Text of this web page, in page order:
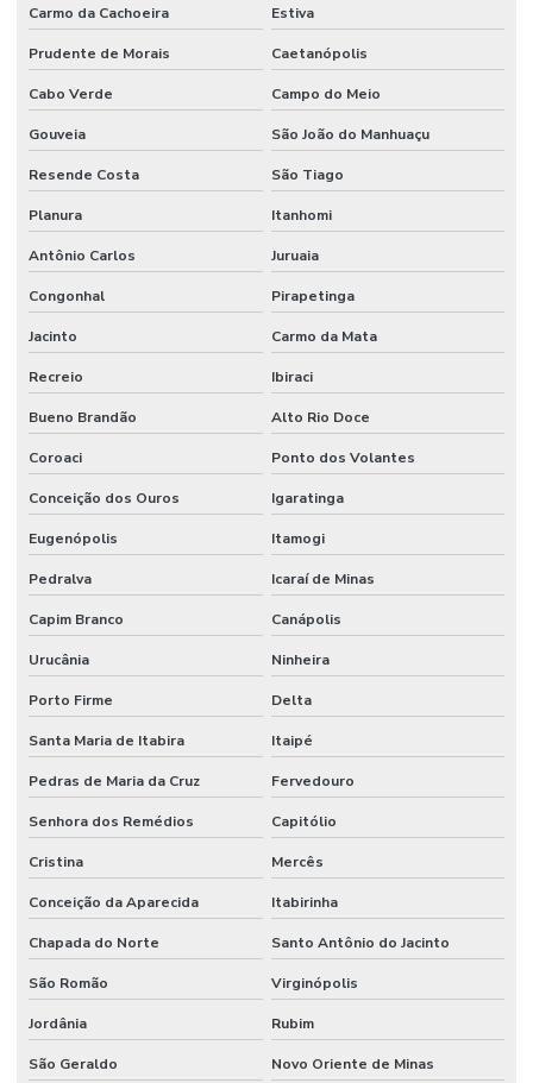
Carmo da Cachoeira Estiva
Prudente de Morais Caetanópolis
Cabo Verde Campo do Meio
Gouveia São João do Manhuaçu
Resende Costa São Tiago
Planura Itanhomi
Antônio Carlos Juruaia
Congonhal Pirapetinga
Jacinto Carmo da Mata
Recreio Ibiraci
Bueno Brandão Alto Rio Doce
Coroaci Ponto dos Volantes
Conceição dos Ouros Igaratinga
Eugenópolis Itamogi
Pedralva Icaraí de Minas
Capim Branco Canápolis
Urucânia Ninheira
Porto Firme Delta
Santa Maria de Itabira Itaipé
Pedras de Maria da Cruz Fervedouro
Senhora dos Remédios Capitólio
Cristina Mercês
Conceição da Aparecida Itabirinha
Chapada do Norte Santo Antônio do Jacinto
São Romão Virginópolis
Jordânia Rubim
São Geraldo Novo Oriente de Minas